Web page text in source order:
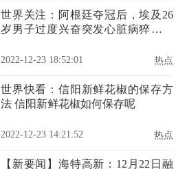
世界关注：阿根廷夺冠后，埃及26
岁男子过度兴奋突发心脏病猝死，
2022-12-23 18:52:01 热点
世界快看：信阳新鲜花椒的保存方
法 信阳新鲜花椒如何保存呢
2022-12-23 14:21:52 热点
【新要闻】海特高新：12月22日融